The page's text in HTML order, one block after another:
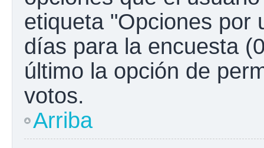
etiqueta "Opciones por
días para la encuesta
último la opción de
votos.
Arriba